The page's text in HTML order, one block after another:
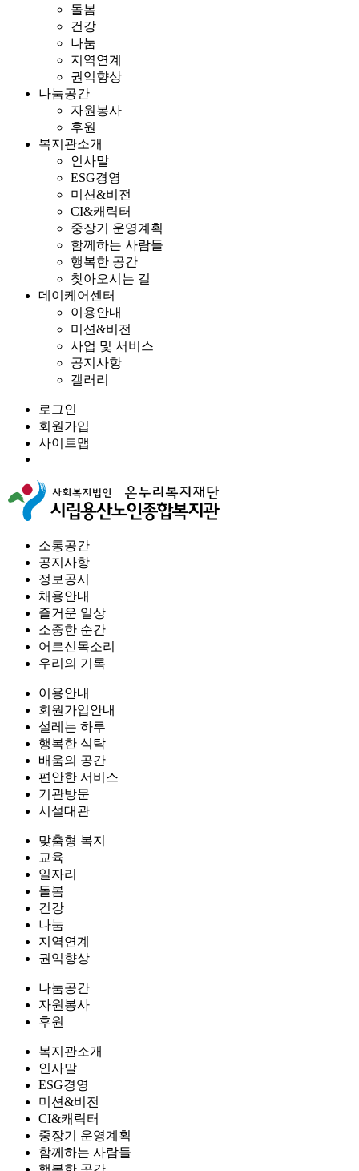
돌봄
건강
나눔
지역연계
권익향상
나눔공간
자원봉사
후원
복지관소개
인사말
ESG경영
미션&비전
CI&캐릭터
중장기 운영계획
함께하는 사람들
행복한 공간
찾아오시는 길
데이케어센터
이용안내
미션&비전
사업 및 서비스
공지사항
갤러리
로그인
회원가입
사이트맵
소통공간
공지사항
정보공시
채용안내
즐거운 일상
소중한 순간
어르신목소리
우리의 기록
이용안내
회원가입안내
설레는 하루
행복한 식탁
배움의 공간
편안한 서비스
기관방문
시설대관
맞춤형 복지
교육
일자리
돌봄
건강
나눔
지역연계
권익향상
나눔공간
자원봉사
후원
복지관소개
인사말
ESG경영
미션&비전
CI&캐릭터
중장기 운영계획
함께하는 사람들